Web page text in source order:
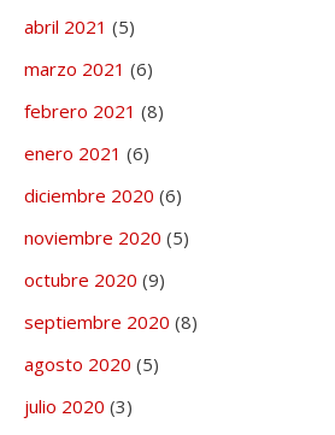
abril 2021 (5)
marzo 2021 (6)
febrero 2021 (8)
enero 2021 (6)
diciembre 2020 (6)
noviembre 2020 (5)
octubre 2020 (9)
septiembre 2020 (8)
agosto 2020 (5)
julio 2020 (3)